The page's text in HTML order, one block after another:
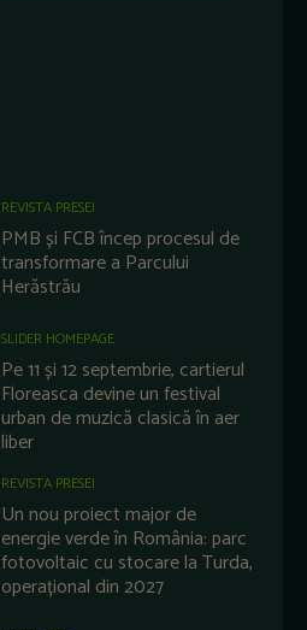
REVISTA PRESEI
PMB și FCB încep procesul de
transformare a Parcului
Herăstrău
SLIDER HOMEPAGE
Pe 11 și 12 septembrie, cartierul
Floreasca devine un festival
urban de muzică clasică în aer
liber
REVISTA PRESEI
Un nou proiect major de
energie verde în România: parc
fotovoltaic cu stocare la Turda,
operațional din 2027